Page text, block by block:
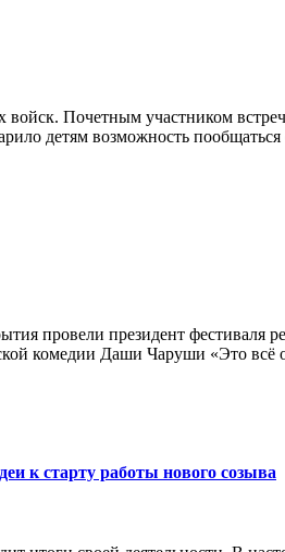
Почетным участником
детям возможность
провели президент фестиваля
комедии Даши Чаруши «Это всё
к старту работы нового созыва